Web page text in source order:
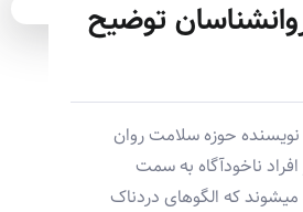
توضیح
حوزه سلامت روان
ناخودآگاه به سمت
که الگوهای دردناک